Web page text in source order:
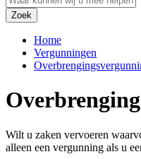
Home
Vergunningen
Wilt u zaken vervoeren
alleen een vergunning als u